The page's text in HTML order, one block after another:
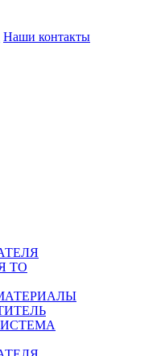
Наши контакты
ТО